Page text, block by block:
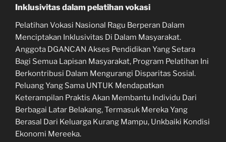
Inklusivitas dalam pelatihan vokasi
Pelatihan Vokasi Nasional Ragu Berperan Dalam
Menciptakan Inklusivitas Di Dalam Masyarakat.
Anggota DGANCAN Akses Pendidikan Yang Setara
Bagi Semua Lapisan Masyarakat, Program Pelatihan Ini
Berkontribusi Dalam Mengurangi Disparitas Sosial.
Peluang Yang Sama UNTUK Mendapatkan
Keterampilan Praktis Akan Membantu Individu Dari
Berbagai Latar Belakang, Termasuk Mereka Yang
Berasal Dari Keluarga Kurang Mampu, Unkbaiki Kondisi
Ekonomi Mereeka.